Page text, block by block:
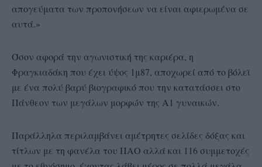
απογεύματα των προπονήσεων να είναι αφιερωμένα σε
αυτά.»
Όσον αφορά την αγωνιστική της καριέρα, η
Φραγκιαδάκη που έχει ύψος 1μ87, αποχωρεί από το βόλεϊ
με ένα πολύ βαρύ βιογραφικό που την κατατάσσει στο
Πάνθεον των μεγάλων μορφών της Α1 γυναικών.
Παράλληλα περιλαμβάνει αμέτρητες σελίδες δόξας και
τίτλων με τη φανέλα του ΠΑΟ αλλά και 116 συμμετοχές